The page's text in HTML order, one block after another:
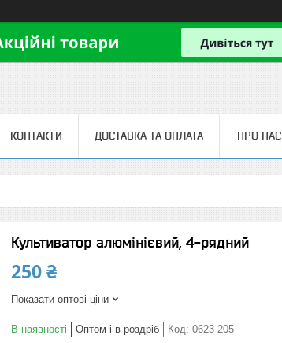
КОНТАКТИ ДОСТАВКА ТА ОПЛАТА ПРО НАС
Культиватор алюмінієвий, 4-рядний
250 ₴
Показати оптові ціни
В наявності Оптом і в роздріб Код: 0623-205